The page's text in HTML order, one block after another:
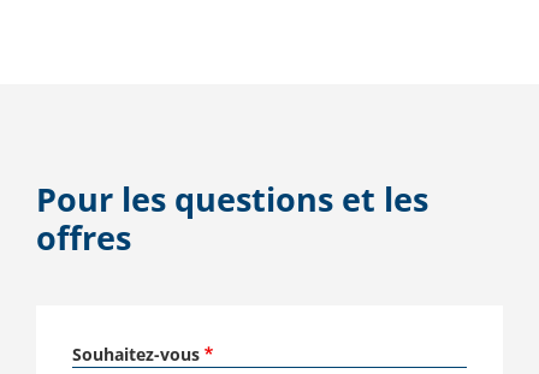
Pour les questions et les
offres
Souhaitez-vous